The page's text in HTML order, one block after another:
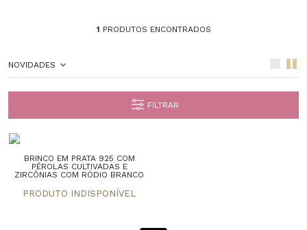
1 PRODUTOS ENCONTRADOS
NOVIDADES
FILTRAR
BRINCO EM PRATA 925 COM
PÉROLAS CULTIVADAS E
ZIRCÔNIAS COM RÓDIO BRANCO